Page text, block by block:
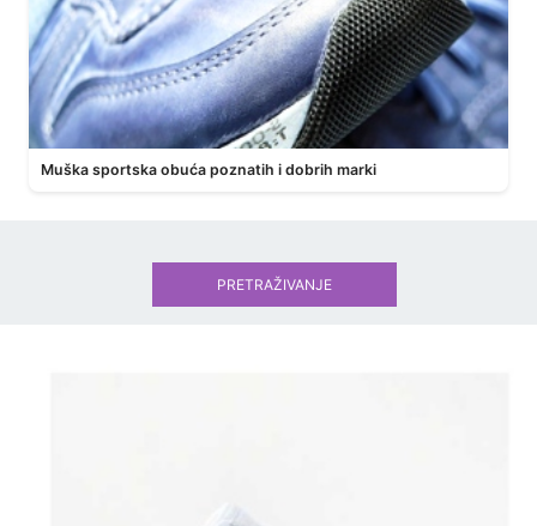
Muška sportska obuća poznatih i dobrih marki
PRETRAŽIVANJE